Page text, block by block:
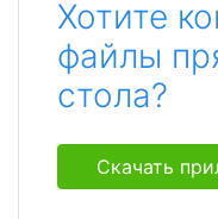
Хотите
файлы
стола?
Скачать